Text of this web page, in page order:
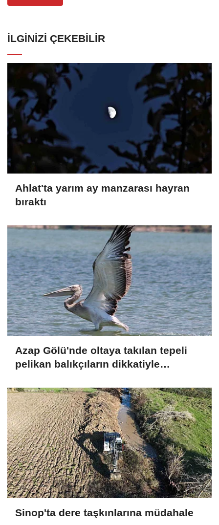
İLGINIZI ÇEKEBILIR
Ahlat'ta yarım ay manzarası hayran
bıraktı
Azap Gölü'nde oltaya takılan tepeli
pelikan balıkçıların dikkatiyle
Sinop'ta dere taşkınlarına müdahale